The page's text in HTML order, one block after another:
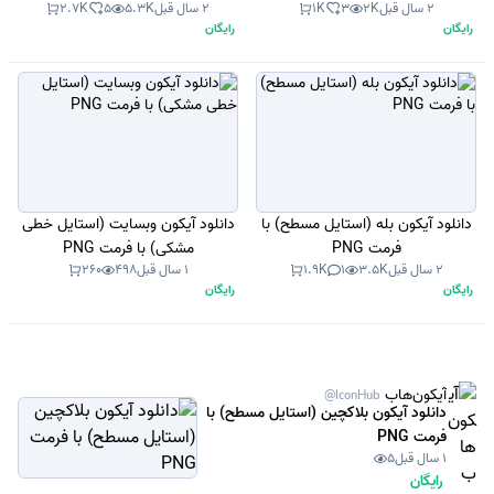
2 سال قبل 2K
3
1K
رایگان
2 سال قبل 5.3K
5
2.7K
رایگان
دانلود آیکون بله (استایل مسطح) با
فرمت PNG
2 سال قبل 3.5K
1
1.9K
رایگان
دانلود آیکون وبسایت (استایل خطی
مشکی) با فرمت PNG
1 سال قبل 498
260
رایگان
آیکون‌هاب @IconHub
دانلود آیکون بلاکچین (استایل مسطح) با
فرمت PNG
1 سال قبل 5
رایگان